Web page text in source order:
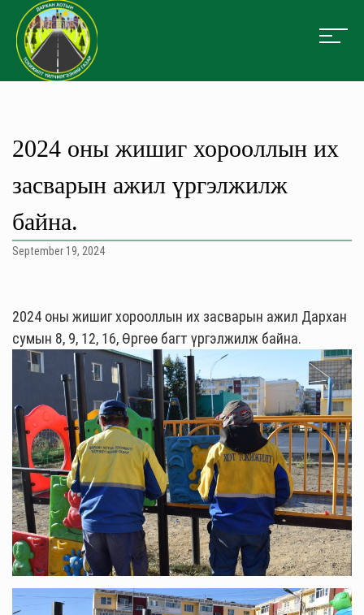
2024 оны жишиг хорооллын их
засварын ажил үргэлжилж
байна.
September 19, 2024
2024 оны жишиг хорооллын их засварын ажил Дархан
сумын 8, 9, 12, 16, Өргөө багт үргэлжилж байна.